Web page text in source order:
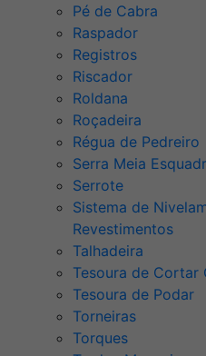
Pé de Cabra
Raspador
Registros
Riscador
Roldana
Roçadeira
Régua de Pedreiro
Serra Meia
Serrote
Sistema de
Revestimentos
Talhadeira
Tesoura de Cortar
Tesoura de Podar
Torneiras
Torques